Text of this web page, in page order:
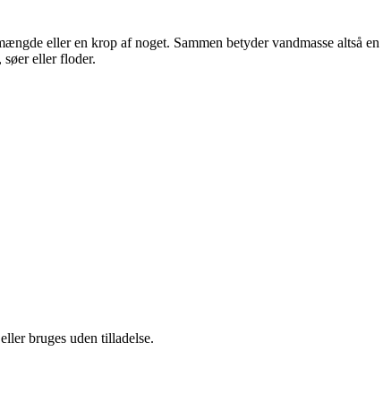
eller en krop af noget. Sammen betyder vandmasse altså en
eller floder.
bruges uden tilladelse.